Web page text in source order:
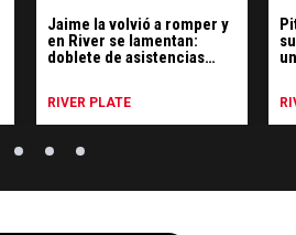
Jaime la volvió a romper y
en River se lamentan:
doblete de asistencias
RIVER PLATE